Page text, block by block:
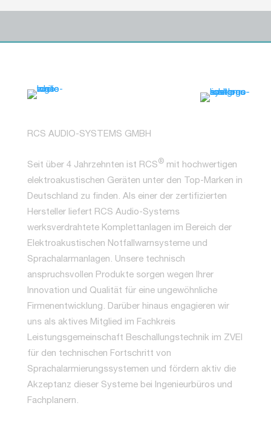
RCS AUDIO-SYSTEMS GMBH
Seit über 4 Jahrzehnten ist RCS® mit hochwertigen
elektroakustischen Geräten unter den Top-Marken in
Deutschland zu finden. Als einer der zertifizierten
Hersteller liefert RCS Audio-Systems
werksverdrahtete Komplettanlagen im Bereich der
Elektroakustischen Notfallwarnsysteme und
Sprachalarmanlagen. Unsere technisch
anspruchsvollen Produkte sorgen wegen Ihrer
Innovation und Qualität für eine ungewöhnliche
Firmenentwicklung. Darüber hinaus engagieren wir
uns als aktives Mitglied im Fachkreis
Leistungsgemeinschaft Beschallungstechnik im ZVEI
für den technischen Fortschritt von
Sprachalarmierungssystemen und fördern aktiv die
Akzeptanz dieser Systeme bei Ingenieurbüros und
Fachplanern.